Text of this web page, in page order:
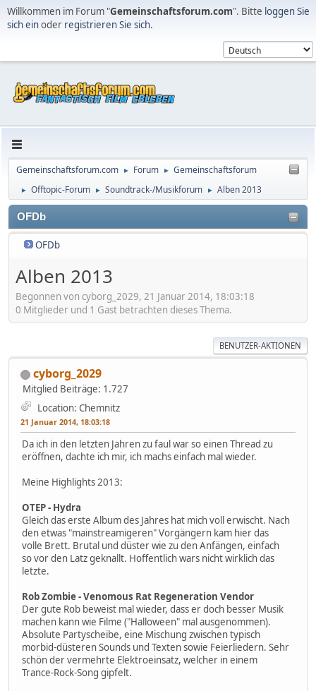
Willkommen im Forum "Gemeinschaftsforum.com". Bitte loggen Sie
sich einoder registrieren Sie sich.
Gemeinschaftsforum.com ► Forum ► Gemeinschaftsforum
► Offtopic-Forum ► Soundtrack-/Musikforum ► Alben 2013
OFDb
OFDb
Alben 2013
Begonnen von cyborg_2029, 21 Januar 2014, 18:03:18
0 Mitglieder und 1 Gast betrachten dieses Thema.
BENUTZER-AKTIONEN
cyborg_2029
Mitglied Beiträge: 1.727
Location: Chemnitz
21 Januar 2014, 18:03:18
Da ich in den letzten Jahren zu faul war so einen Thread zu
eröffnen, dachte ich mir, ich machs einfach mal wieder.
Meine Highlights 2013:
OTEP - Hydra
Gleich das erste Album des Jahres hat mich voll erwischt. Nach
den etwas "mainstreamigeren" Vorgängern kam hier das
volle Brett. Brutal und düster wie zu den Anfängen, einfach
so vor den Latz geknallt. Hoffentlich wars nicht wirklich das
letzte.
Rob Zombie - Venomous Rat Regeneration Vendor
Der gute Rob beweist mal wieder, dass er doch besser Musik
machen kann wie Filme ("Halloween" mal ausgenommen).
Absolute Partyscheibe, eine Mischung zwischen typisch
morbid-düsteren Sounds und Texten sowie Feierliedern. Sehr
schön der vermehrte Elektroeinsatz, welcher in einem
Trance-Rock-Song gipfelt.